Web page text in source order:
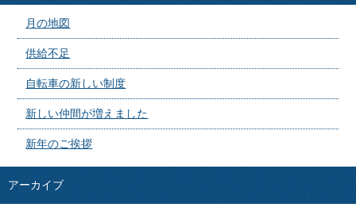
月の地図
供給不足
自転車の新しい制度
新しい仲間が増えました
新年のご挨拶
アーカイブ